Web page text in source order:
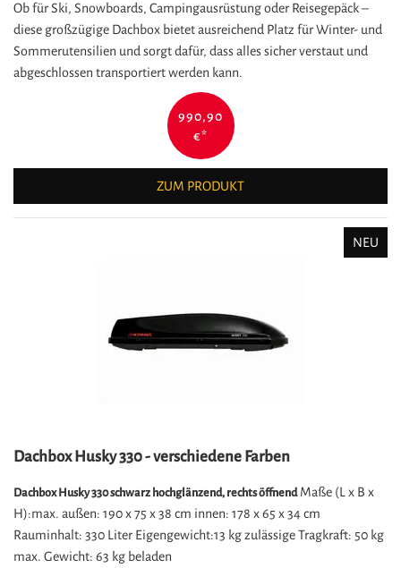
Ob für Ski, Snowboards, Campingausrüstung oder Reisegepäck –
diese großzügige Dachbox bietet ausreichend Platz für Winter- und
Sommerutensilien und sorgt dafür, dass alles sicher verstaut und
abgeschlossen transportiert werden kann.
990,90
€*
ZUM PRODUKT
NEU
Dachbox Husky 330 - verschiedene Farben
Dachbox Husky 330 schwarz hochglänzend, rechts öffnendMaße (L x B x
H):max. außen: 190 x 75 x 38 cm innen: 178 x 65 x 34 cm
Rauminhalt: 330 Liter Eigengewicht:13 kg zulässige Tragkraft: 50 kg
max. Gewicht: 63 kg beladen